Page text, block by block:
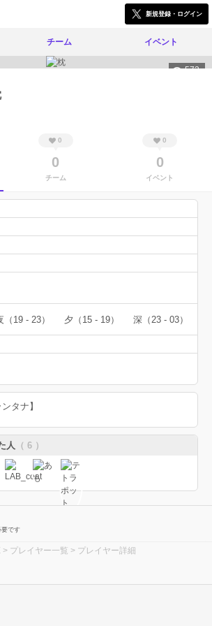
新規登録・ログイン
チーム イベント
573
0
0
チーム
0
0
イベント
（19 - 23） 夕（15 - 19） 深（23 - 03）
タナ】
人 （ 6 ）
です
> プレイヤー一覧 > プレイヤー詳細